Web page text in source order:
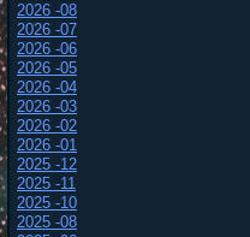
2026 -08
2026 -07
2026 -06
2026 -05
2026 -04
2026 -03
2026 -02
2026 -01
2025 -12
2025 -11
2025 -10
2025 -08